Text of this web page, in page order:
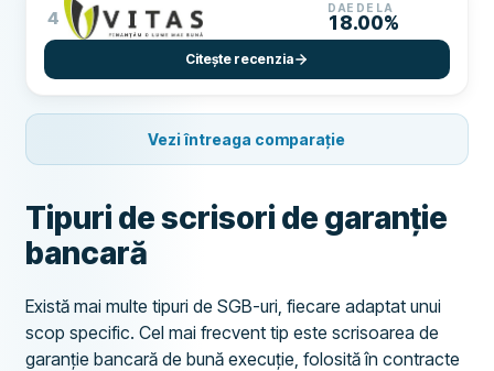
4 DAE DE LA
18.00%
Citește recenzia
Vezi întreaga comparație
Tipuri de scrisori de garanție
bancară
Există mai multe tipuri de SGB-uri, fiecare adaptat unui
scop specific. Cel mai frecvent tip este scrisoarea de
garanție bancară de bună execuție, folosită în contracte